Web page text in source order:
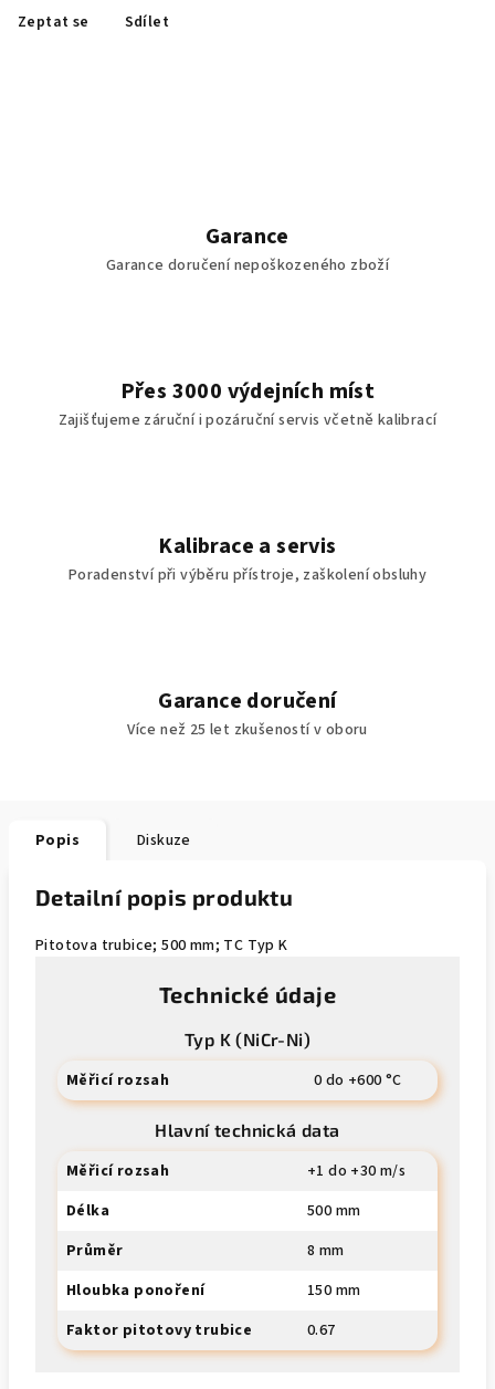
Zeptat se Sdílet
Garance
Garance doručení nepoškozeného zboží
Přes 3000 výdejních míst
Zajišťujeme záruční i pozáruční servis včetně kalibrací
Kalibrace a servis
Poradenství při výběru přístroje, zaškolení obsluhy
Garance doručení
Více než 25 let zkušeností v oboru
Popis Diskuze
Detailní popis produktu
Pitotova trubice; 500 mm; TC Typ K
Technické údaje
Typ K (NiCr-Ni)
Měřicí rozsah 0 do +600 °C
Hlavní technická data
Měřicí rozsah
+1 do +30 m/s
Délka
500 mm
Průměr
8 mm
Hloubka ponoření
150 mm
Faktor pitotovy trubice
0.67